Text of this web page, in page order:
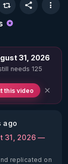
31, 2026
needs 125
this video
ago
31, 2026 —
replicated on